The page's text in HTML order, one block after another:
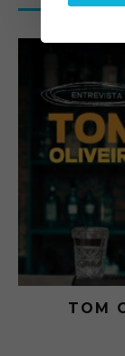
TOM